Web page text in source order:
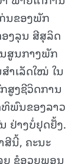
ນຂອງພັກ
ງລຸນ ສີສຸລິດ
ສູນກາງພັກ
ຳເລັດໃໝ່ ໃນ
ສູງຊີວິດການ
ທິພົນຂອງລາວ
ຢ່າງບໍ່ຢຸດຢັ້ງ.
ນີ້, ຄະນະ
ຍ ຂໍອວຍພອນ